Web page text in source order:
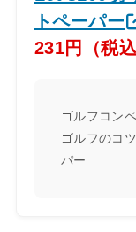
トペーパー
231円（税込
ゴルフコン
ゴルフのコ
パー